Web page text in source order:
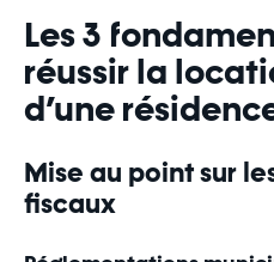
Les 3
réussir la
d’une
Mise au point sur
fiscaux